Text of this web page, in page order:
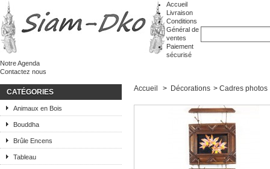
Accueil
Livraison
Conditions
Général de
ventes
Paiement
sécurisé
Notre Agenda
Contactez nous
CATÉGORIES
Animaux en Bois
Bouddha
Brûle Encens
Tableau
Accueil > Décorations > Cadres photos